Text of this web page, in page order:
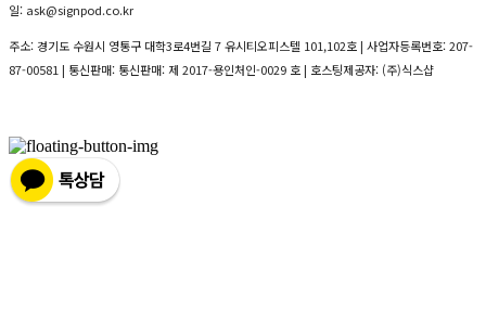
일: ask@signpod.co.kr
주소: 경기도 수원시 영통구 대학3로4번길 7 유시티오피스텔 101,102호 | 사업자등록번호:207-
87-00581 | 통신판매: 통신판매: 제 2017-용인처인-0029 호 | 호스팅제공자: (주)식스샵